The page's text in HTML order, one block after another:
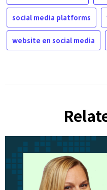
social media platforms
website en social media